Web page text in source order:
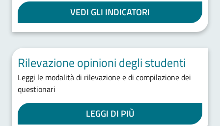
VEDI GLI INDICATORI
Rilevazione opinioni degli studenti
Leggi le modalità di rilevazione e di compilazione dei
questionari
LEGGI DI PIÙ